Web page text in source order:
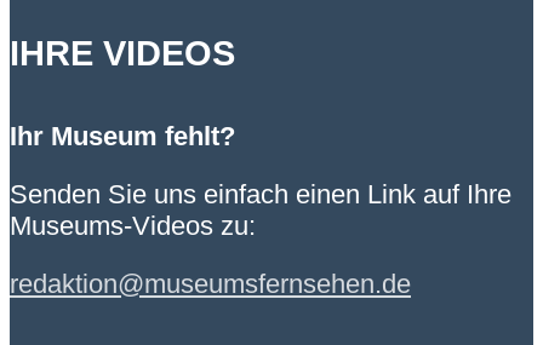
IHRE VIDEOS
Ihr Museum fehlt?
Senden Sie uns einfach einen Link auf Ihre
Museums-Videos zu:
redaktion@museumsfernsehen.de